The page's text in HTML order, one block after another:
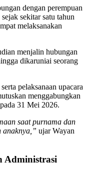
dengan perempuan
sekitar satu tahun
melaksanakan
menjalin hubungan
dikaruniai seorang
pelaksanaan upacara
menggabungkan
31 Mei 2026.
saat purnama dan
anaknya,” ujar Wayan
Administrasi